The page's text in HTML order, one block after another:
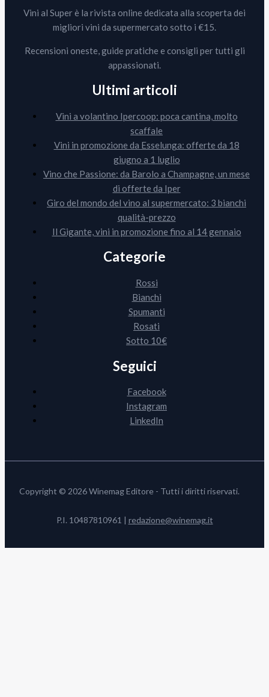
Vini al Super è la rivista online dedicata alla scoperta dei
migliori vini da supermercato sotto i €15.
Recensioni oneste, guide pratiche e consigli per tutti gli
appassionati.
Ultimi articoli
Vini a volantino Ipercoop: poca cantina, molto
scaffale
Vini in promozione da Esselunga: offerte da 18
giugno a 1 luglio
Vino che Passione: da Barolo a Champagne, un mese
di offerte da Iper
Giro del mondo del vino al supermercato: 3 bianchi
qualità-prezzo
Il Gigante, vini in promozione fino al 14 gennaio
Categorie
Rossi
Bianchi
Spumanti
Rosati
Sotto 10€
Seguici
Facebook
Instagram
LinkedIn
Copyright © 2026 Winemag Editore - Tutti i diritti riservati.
P.I. 10487810961 | redazione@winemag.it